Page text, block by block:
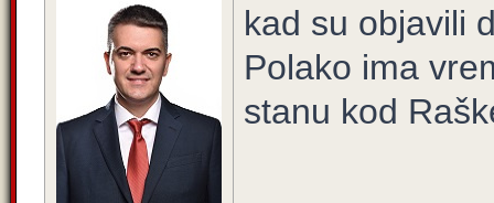
kad su objavili
Polako ima
stanu kod